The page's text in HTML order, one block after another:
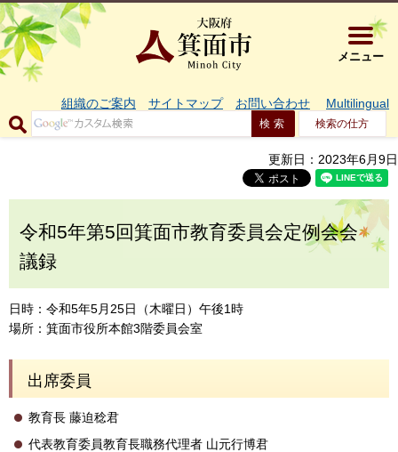
大阪府箕
メニュー
組織のご案内 サイトマップ お問い合わせ Multilingual
検索の仕方
更新日：2023年6月9日
令和5年第5回箕面市教育委員会定例会会
議録
日時：令和5年5月25日（木曜日）午後1時
場所：箕面市役所本館3階委員会室
出席委員
教育長 藤迫稔君
代表教育委員教育長職務代理者 山元行博君